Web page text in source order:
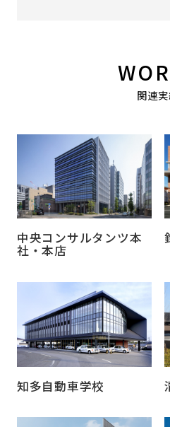
関連
中央コンサルタンツ本
社・本店
知多自動車学校